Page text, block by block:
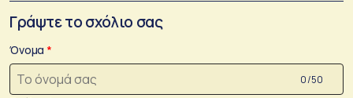
Γράψτε το σχόλιο σας
Όνομα
0 /50